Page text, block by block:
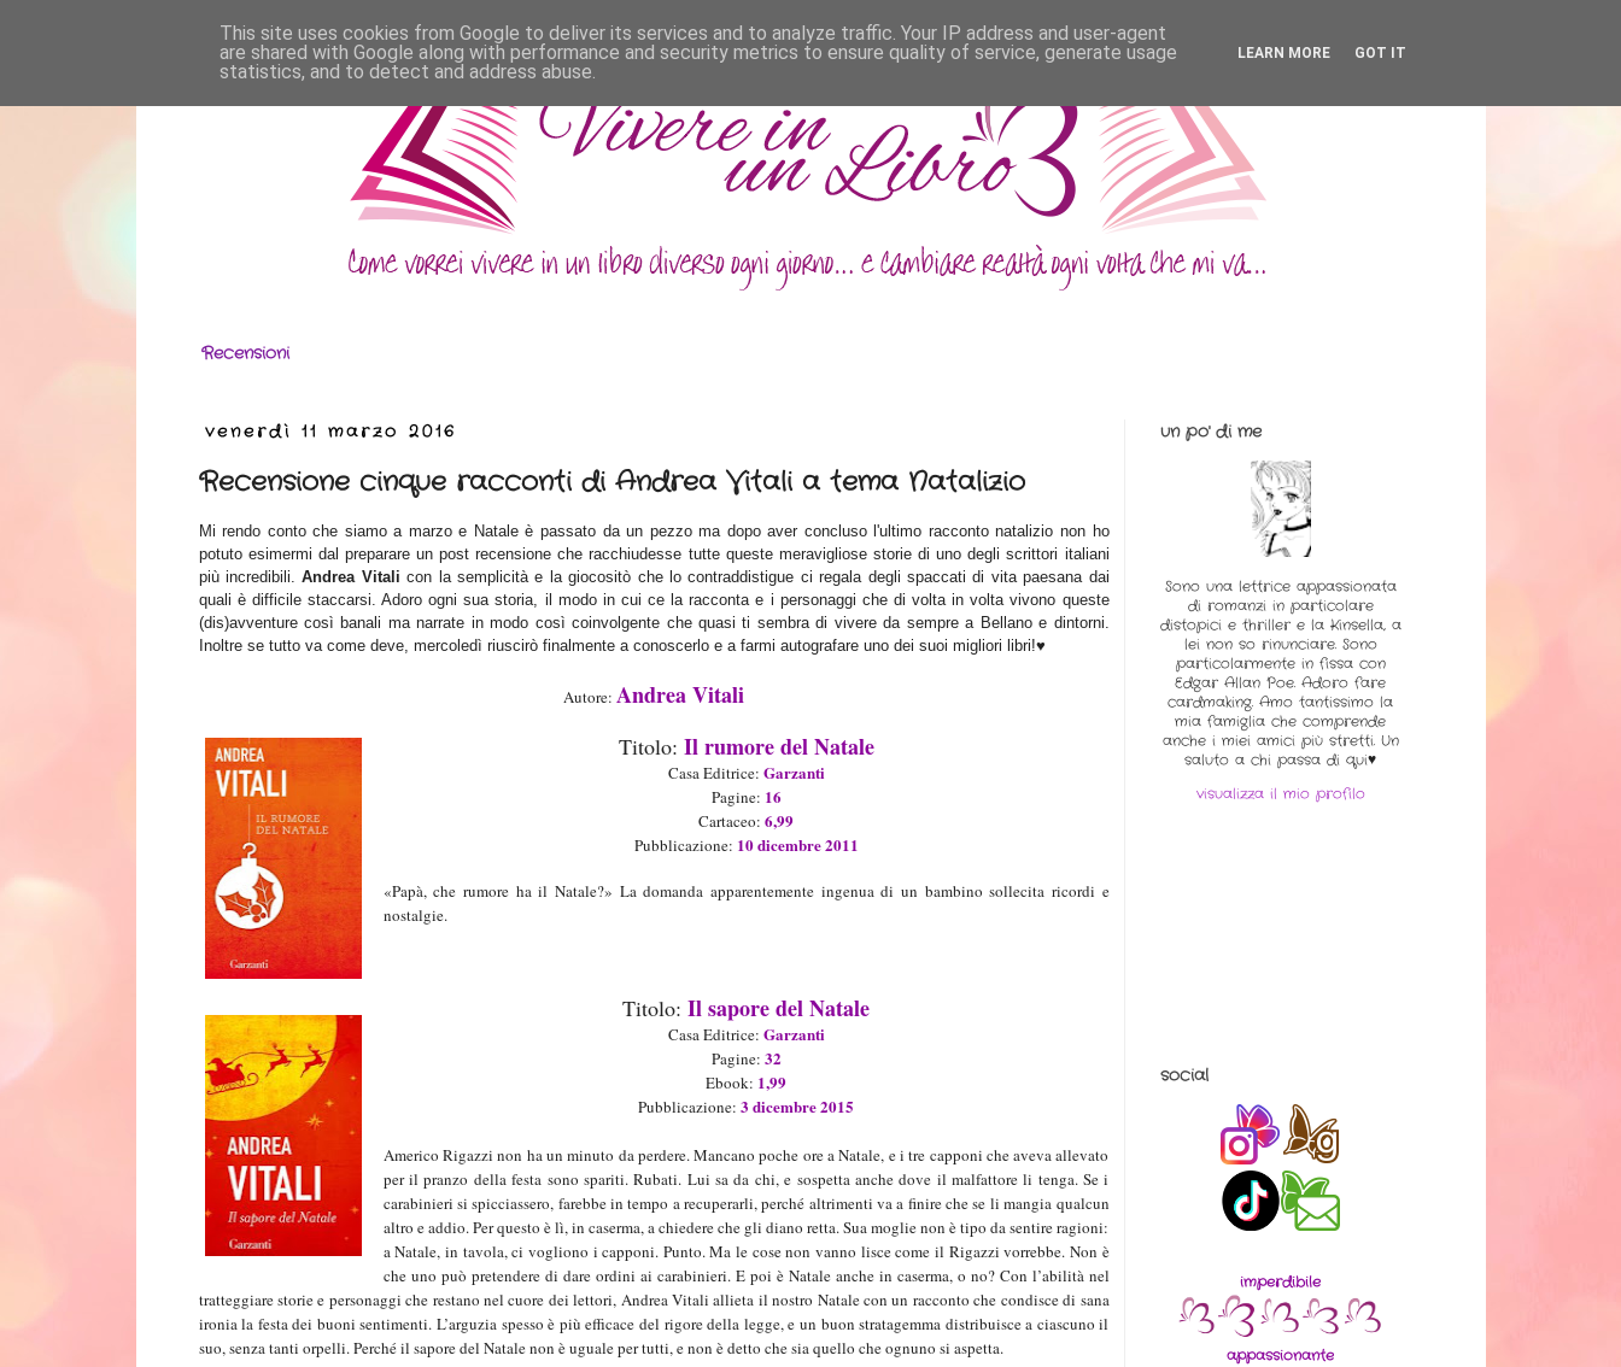
Recensioni
venerdì 11 marzo 2016
Recensione cinque racconti di Andrea Vitali a tema Natalizio
Mi rendo conto che siamo a marzo e Natale è passato da un pezzo ma dopo aver concluso l'ultimo racconto natalizio non ho
potuto esimermi dal preparare un post recensione c he racchiudesse tutte queste meravigliose storie di uno degli scrittori italiani
più incredibili.Andrea Vitali con la semplicità e la giocositò che lo contraddistigue ci regala degli spaccati di vitapaesanadai
quali è difficile staccarsi. Adoro ogni sua storia, il modo in cui ce la racconta e i personaggi che di volta in volta vivono queste
(dis)avventure così banali ma narrate in modo così coinvolgente che quasiti sembra di vivere da semprea Bellano e dintorni.
Inoltre se tutto va come deve, mercoledì riusciròfinalmente a conoscerlo ea farmi autografare uno dei suoi migliori libri!♥
Autore: Andrea Vitali
Titolo: Il rumore delNatale
Casa Editrice: Garzanti
Pagine: 16
Cartaceo:6,99
Pubblicazione: 10 dicembre2011
«Papà, che rumore ha il Natale?» La domanda apparentemente ingenua di un bambino sollecita ricordi e
nostalgie.
Titolo:Il sapore del Natale
Casa Editrice: Garzanti
Pagine: 32
Ebook: 1,99
Pubblicazione:3 dicembre2015
Americo Rigazzi non ha un minuto da perdere. Mancano poche ore a Natale, e i tre capponi che aveva allevato
per il pranzo della festa sono spariti. Rubati. Lui sa da chi, e sospetta anche dove il malfattore li tenga. Se i
carabinieri si spicciassero, farebbe in tempo a recuperarli, perché altrimenti va a finire che se li mangia qualcun
altro e addio. Per questo è lì, in caserma, a chiedere che gli diano retta. Sua moglie non è tipo da sentire ragioni:
a Natale, in tavola, ci vogliono i capponi. Punto. Ma le cose non vanno lisce come il Rigazzi vorrebbe. Non è
che uno può pretendere di dare ordini ai carabinieri. E poi è Natale anche in caserma, o no? Con l’abilità nel
tratteggiare storie e personaggi che restano nel cuore dei lettori, Andrea Vitali allieta il nostro Natale con un racconto che condisce di sana
ironia la festa dei buoni sentimenti. L’arguzia spesso è più efficace del rigore della legge, e un buon stratagemma distribuisce a ciascuno il
suo, senza tanti orpelli. Perché il sapore del Natale non è uguale per tutti, e non è detto che sia quello che ognuno si aspetta.
un po' di me
Sono una lettrice appassionata
di romanzi in particolare
distopici e thriller e la Kinsella, a
lei non so rinunciare. Sono
particolarmente in fissa con
Edgar Allan Poe. Adoro fare
cardmaking. Amo tantissimo la
mia famiglia che comprende
anche i miei amici più stretti. Un
saluto a chi passa di qui♥
visualizza il mio profilo
social
imperdibile
appassionante
This site uses cookies from Google to deliver its services and to analyze traffic. Your IP address and user-agent
are shared with Google along with performance and security metrics to ensure quality of service, generate usage
statistics, and to detect and address abuse.
LEARN MORE GOT IT